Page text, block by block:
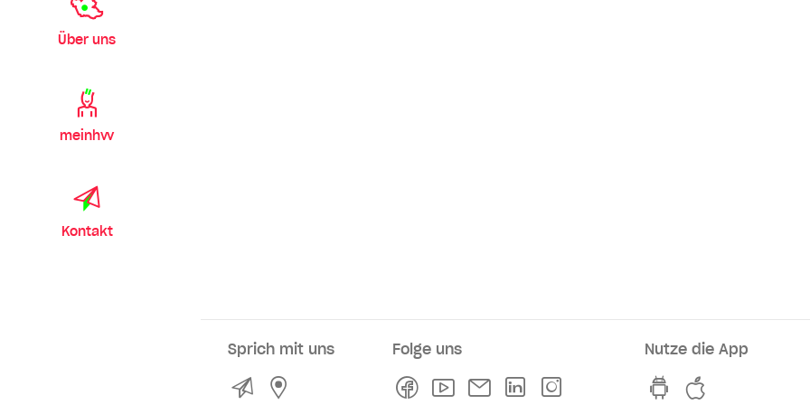
Über uns
meinhvv
Kontakt
Sprich mit uns
KontaktService- und Verkaufsstellen
Folge uns
FacebookYoutubeNewsletterLinkedln
Nutze die App
hvv switch App